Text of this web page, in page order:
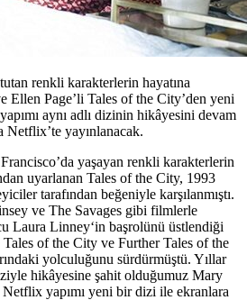
renkli karakterlerin hayatına
Ellen Page’li Tales of the City’den yeni
aynı adlı dizinin hikâyesini devam
Netflix’te yayınlanacak.
yaşayan renkli karakterlerin
uyarlanan Tales of the City, 1993
tarafından beğeniyle karşılanmıştı.
ve The Savages gibi filmlerle
Laura Linney‘in başrolünü üstlendiği
of the City ve Further Tales of the
yolculuğunu sürdürmüştü. Yıllar
hikâyesine şahit olduğumuz Mary
yapımı yeni bir dizi ile ekranlara